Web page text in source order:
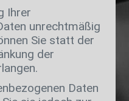
Ihrer
unrechtmäßig
Sie statt der
der
Daten